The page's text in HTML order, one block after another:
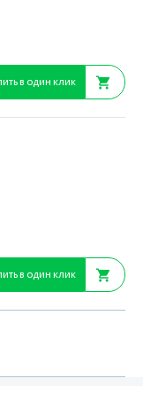
В ОДИН КЛИК
В ОДИН КЛИК